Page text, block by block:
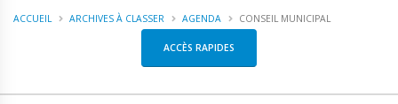
ACCUEIL ARCHIVES À CLASSER AGENDA CONSEIL MUNICIPAL
ACCÈS RAPIDES